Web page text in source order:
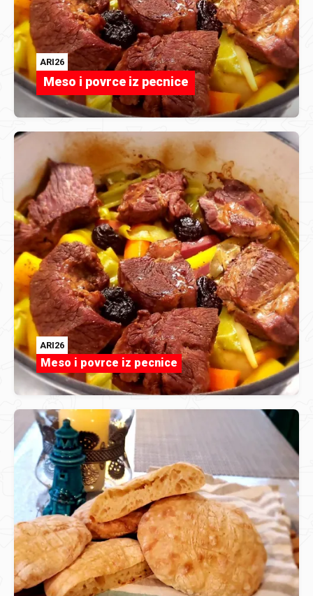
ARI26
Meso i povrce iz pecnice
ARI26
Meso i povrce iz pecnice